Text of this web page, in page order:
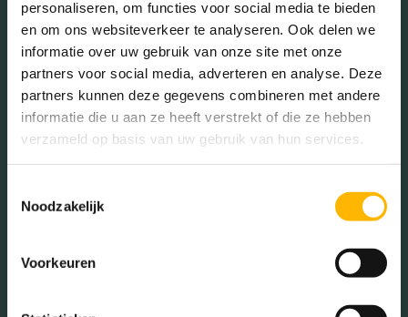
personaliseren, om functies voor social media te bieden
en om ons websiteverkeer te analyseren. Ook delen we
informatie over uw gebruik van onze site met onze
partners voor social media, adverteren en analyse. Deze
partners kunnen deze gegevens combineren met andere
informatie die u aan ze heeft verstrekt of die ze hebben
verzameld op basis van uw gebruik van hun services.
Noodzakelijk
Voorkeuren
Over onze partners
De vestigingen Amersfoort, Maarssen & Wijk bij Duurstede
Voor de overige vestigingen kun je contact opnemen met:
Expert in vastgoedstyling en inrichting met een